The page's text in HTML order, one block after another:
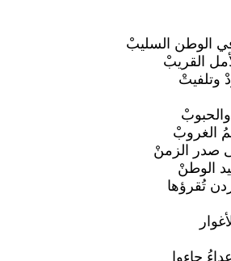
الوطن السليبْ
القريبْ
وتلفيتْ
والحبوبْ
الغروبْ
صدر الزمنْ
الوطنْ
تُقرؤها
جاءوا